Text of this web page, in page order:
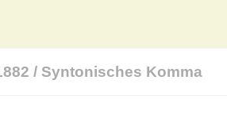
/ Syntonisches Komma